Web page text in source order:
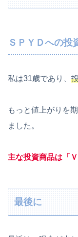
ＳＰＹＤへの投
私は31歳であり、
もっと値上がりを
ました。
主な投資商品は「
最後に